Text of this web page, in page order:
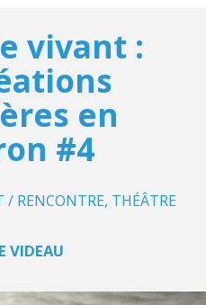
vivant :
en
#4
/ RENCONTRE THÉÂTRE
VIDEAU